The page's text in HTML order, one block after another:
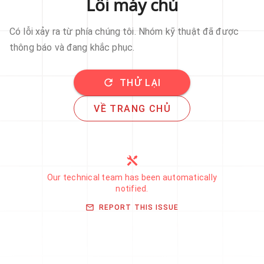
Lỗi máy chủ
Có lỗi xảy ra từ phía chúng tôi. Nhóm kỹ thuật đã được
thông báo và đang khắc phục.
THỬ LẠI
VỀ TRANG CHỦ
Our technical team has been automatically
notified.
REPORT THIS ISSUE